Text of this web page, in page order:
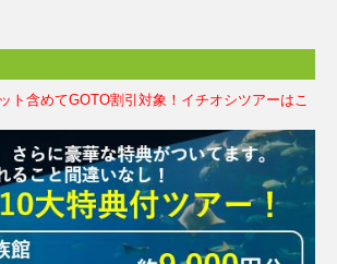
ト含めてGOTO割引対象！イチオシツアーはこ